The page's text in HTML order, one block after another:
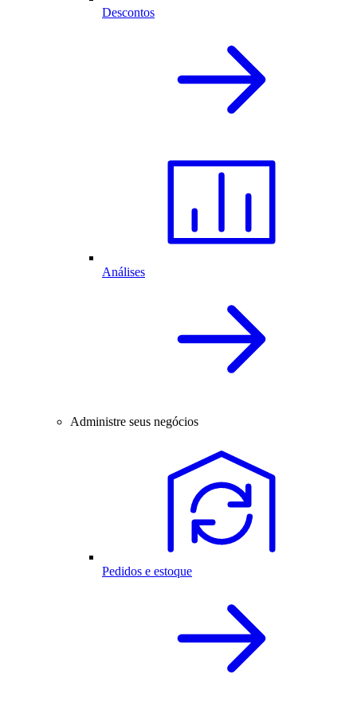
Descontos
Análises
Administre seus negócios
Pedidos e estoque